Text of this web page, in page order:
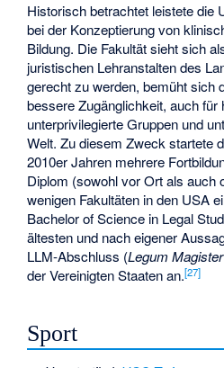
Historisch betrachtet leistete die
bei der Konzeptierung von
Bildung. Die Fakultät sieht sich
juristischen Lehranstalten des
gerecht zu werden, bemüht sich
bessere Zugänglichkeit, auch für
unterprivilegierte Gruppen und
Welt. Zu diesem Zweck startete
2010er Jahren mehrere
Diplom (sowohl vor Ort als auch
wenigen Fakultäten in den USA
Bachelor of Science in Legal
ältesten und nach eigener
LLM-Abschluss (Legum Magister
der Vereinigten Staaten an.[27]
Sport